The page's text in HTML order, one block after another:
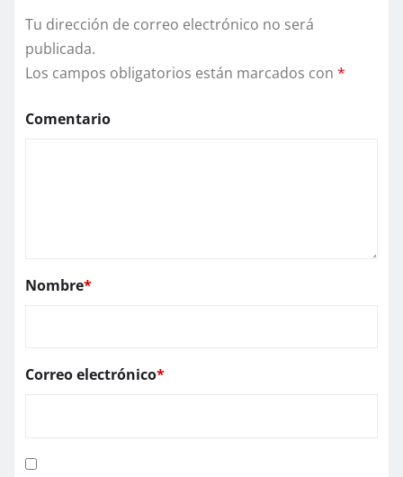
Tu dirección de correo electrónico no será
publicada.
Los campos obligatorios están marcados con *
Comentario
Nombre*
Correo electrónico*